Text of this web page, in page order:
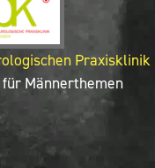
Praxisklinik
Männerthemen